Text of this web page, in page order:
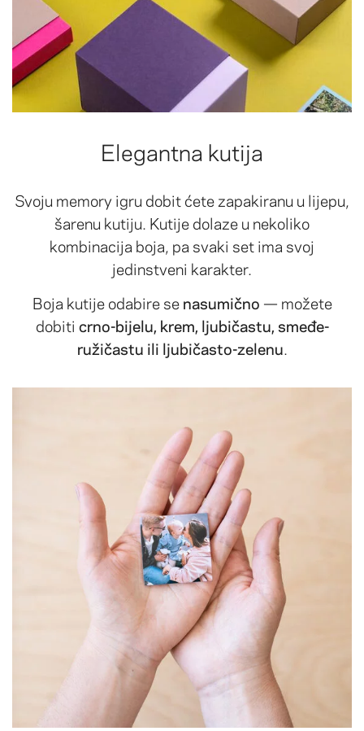
Elegantna kutija
Svoju memory igru dobit ćete zapakiranu u lijepu,
šarenu kutiju. Kutije dolaze u nekoliko
kombinacija boja, pa svaki set ima svoj
jedinstveni karakter.
Boja kutije odabire senasumično — možete
dobiti crno-bijelu, krem, ljubičastu, smeđe-
ružičastu ili ljubičasto-zelenu.